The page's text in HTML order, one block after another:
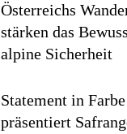
Österreichs
stärken das
alpine Sicherheit
Statement in
präsentiert